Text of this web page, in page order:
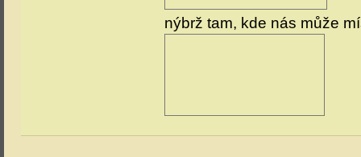
nýbrž tam, kde nás může